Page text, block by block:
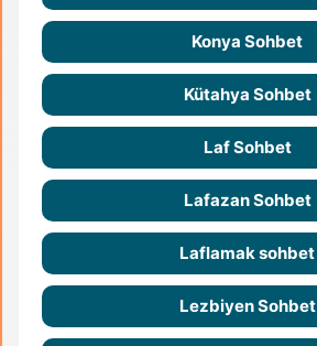
Konya Sohbet
Kütahya Sohbet
Laf Sohbet
Lafazan Sohbet
Laflamak sohbet
Lezbiyen Sohbet